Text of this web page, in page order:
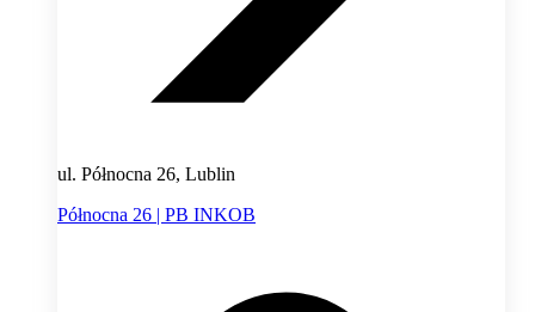
ul. Północna 26, Lublin
Północna 26 | PB INKOB